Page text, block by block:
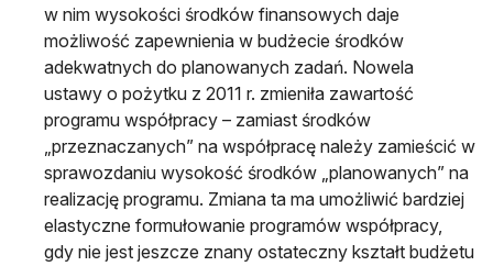
w nim wysokości środków finansowych daje
możliwość zapewnienia w budżecie środków
adekwatnych do planowanych zadań. Nowela
ustawy o pożytku z 2011 r. zmieniła zawartość
programu współpracy – zamiast środków
„przeznaczanych” na współpracę należy zamieścić w
sprawozdaniu wysokość środków „planowanych” na
realizację programu. Zmiana ta ma umożliwić bardziej
elastyczne formułowanie programów współpracy,
gdy nie jest jeszcze znany ostateczny kształt budżetu